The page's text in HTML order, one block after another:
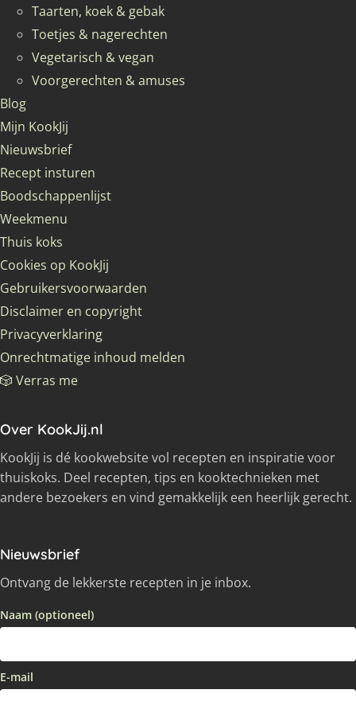
Taarten, koek & gebak
Toetjes & nagerechten
Vegetarisch & vegan
Voorgerechten & amuses
Blog
Mijn KookJij
Nieuwsbrief
Recept insturen
Boodschappenlijst
Weekmenu
Thuis koks
Cookies op KookJij
Gebruikersvoorwaarden
Disclaimer en copyright
Privacyverklaring
Onrechtmatige inhoud melden
🎲 Verras me
Over KookJij.nl
KookJij is dé kookwebsite vol recepten en inspiratie voor
thuiskoks. Deel recepten, tips en kooktechnieken met
andere bezoekers en vind gemakkelijk een heerlijk gerecht.
Nieuwsbrief
Ontvang de lekkerste recepten in je inbox.
Naam (optioneel)
E-mail